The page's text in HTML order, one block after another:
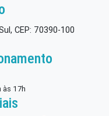
CEP: 70390-100
às 17h